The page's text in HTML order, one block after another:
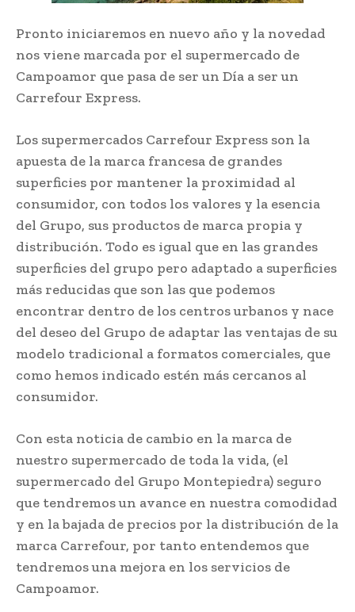
Pronto iniciaremos en nuevo año y la novedad
nos viene marcada por el supermercado de
Campoamor que pasa de ser un Día a ser un
Carrefour Express.
Los supermercados Carrefour Express son la
apuesta de la marca francesa de grandes
superficies por mantener la proximidad al
consumidor, con todos los valores y la esencia
del Grupo, sus productos de marca propia y
distribución. Todo es igual que en las grandes
superficies del grupo pero adaptado a superficies
más reducidas que son las que podemos
encontrar dentro de los centros urbanos y nace
del deseo del Grupo de adaptar las ventajas de su
modelo tradicional a formatos comerciales, que
como hemos indicado estén más cercanos al
consumidor.
Con esta noticia de cambio en la marca de
nuestro supermercado de toda la vida, (el
supermercado del Grupo Montepiedra) seguro
que tendremos un avance en nuestra comodidad
y en la bajada de precios por la distribución de la
marca Carrefour, por tanto entendemos que
tendremos una mejora en los servicios de
Campoamor.